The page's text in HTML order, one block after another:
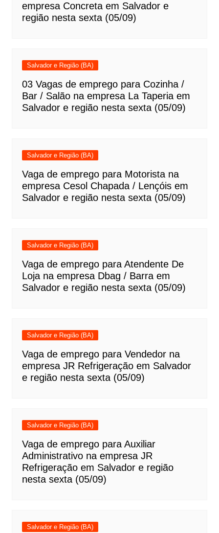
empresa Concreta em Salvador e
região nesta sexta (05/09)
Salvador e Região (BA)
03 Vagas de emprego para Cozinha /
Bar / Salão na empresa La Taperia em
Salvador e região nesta sexta (05/09)
Salvador e Região (BA)
Vaga de emprego para Motorista na
empresa Cesol Chapada / Lençóis em
Salvador e região nesta sexta (05/09)
Salvador e Região (BA)
Vaga de emprego para Atendente De
Loja na empresa Dbag / Barra em
Salvador e região nesta sexta (05/09)
Salvador e Região (BA)
Vaga de emprego para Vendedor na
empresa JR Refrigeração em Salvador
e região nesta sexta (05/09)
Salvador e Região (BA)
Vaga de emprego para Auxiliar
Administrativo na empresa JR
Refrigeração em Salvador e região
nesta sexta (05/09)
Salvador e Região (BA)